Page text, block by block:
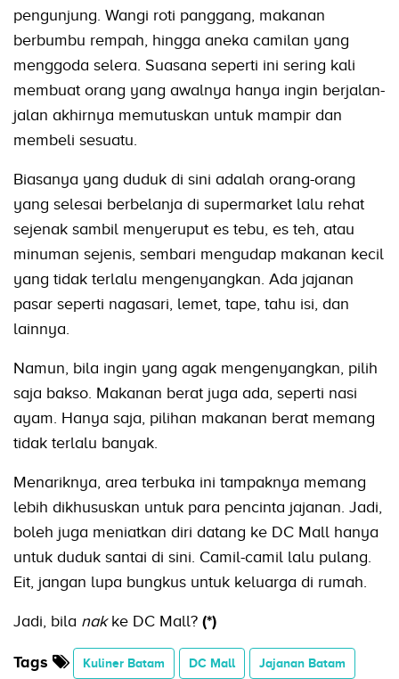
pengunjung. Wangi roti panggang, makanan
berbumbu rempah, hingga aneka camilan yang
menggoda selera. Suasana seperti ini sering kali
membuat orang yang awalnya hanya ingin berjalan-
jalan akhirnya memutuskan untuk mampir dan
membeli sesuatu.
Biasanya yang duduk di sini adalah orang-orang
yang selesai berbelanja di supermarket lalu rehat
sejenak sambil menyeruput es tebu, es teh, atau
minuman sejenis, sembari mengudap makanan kecil
yang tidak terlalu mengenyangkan. Ada jajanan
pasar seperti nagasari, lemet, tape, tahu isi, dan
lainnya.
Namun, bila ingin yang agak mengenyangkan, pilih
saja bakso. Makanan berat juga ada, seperti nasi
ayam. Hanya saja, pilihan makanan berat memang
tidak terlalu banyak.
Menariknya, area terbuka ini tampaknya memang
lebih dikhususkan untuk para pencinta jajanan. Jadi,
boleh juga meniatkan diri datang ke DC Mall hanya
untuk duduk santai di sini. Camil-camil lalu pulang.
Eit, jangan lupa bungkus untuk keluarga di rumah.
Jadi, bila nakke DC Mall? (*)
Tags Kuliner Batam DC Mall Jajanan Batam